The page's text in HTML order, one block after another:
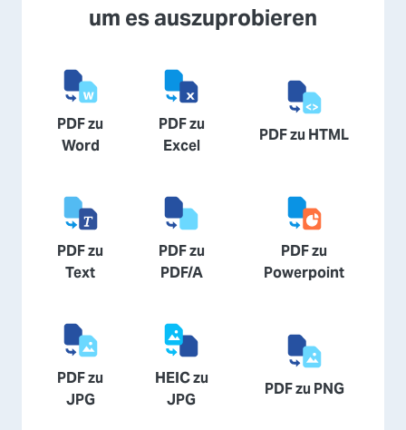
um es auszuprobieren
PDF zu
Word
PDF zu
Excel
PDF zu HTML
PDF zu
Text
PDF zu
PDF/A
PDF zu
Powerpoint
PDF zu
JPG
HEIC zu
JPG
PDF zu PNG